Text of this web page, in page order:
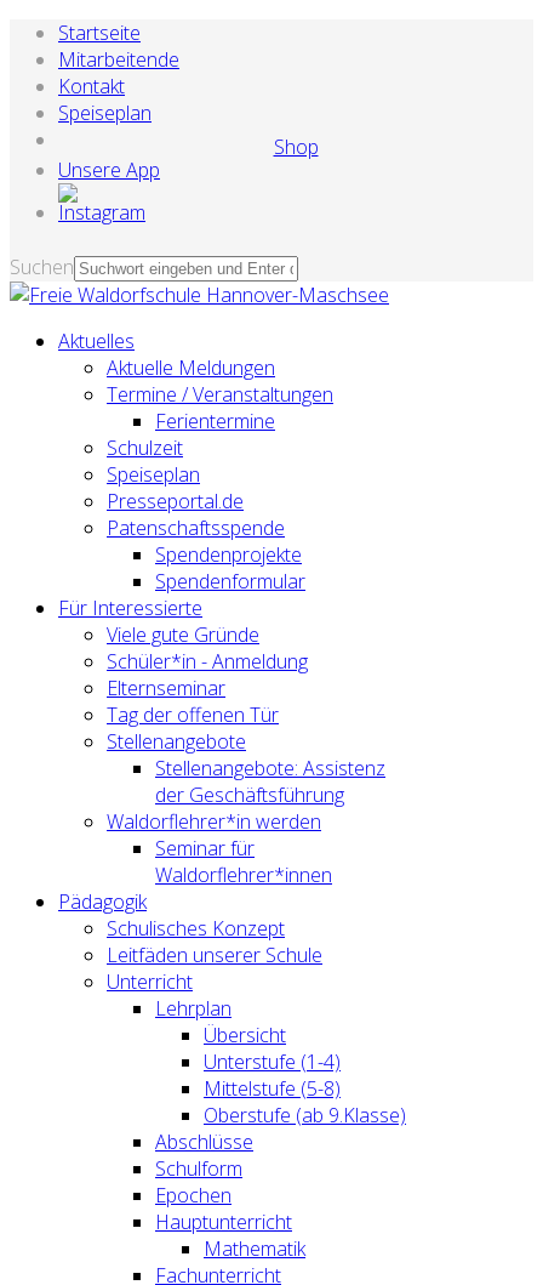
Startseite
Mitarbeitende
Kontakt
Speiseplan
Shop
Unsere App
Suchen
Aktuelles
Aktuelle Meldungen
Termine / Veranstaltungen
Ferientermine
Schulzeit
Speiseplan
Presseportal.de
Patenschaftsspende
Spendenprojekte
Spendenformular
Für Interessierte
Viele gute Gründe
Schüler*in - Anmeldung
Elternseminar
Tag der offenen Tür
Stellenangebote
Stellenangebote: Assistenz
der Geschäftsführung
Waldorflehrer*in werden
Seminar für
Waldorflehrer*innen
Pädagogik
Schulisches Konzept
Leitfäden unserer Schule
Unterricht
Lehrplan
Übersicht
Unterstufe (1-4)
Mittelstufe (5-8)
Oberstufe (ab 9.Klasse)
Abschlüsse
Schulform
Epochen
Hauptunterricht
Mathematik
Fachunterricht